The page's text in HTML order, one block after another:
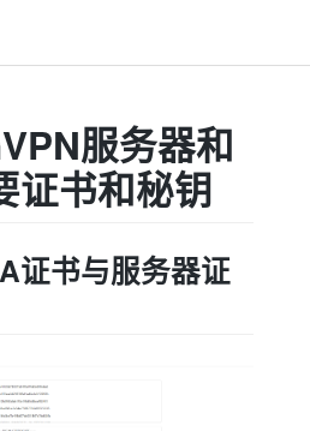
服务器和
证书和秘钥
证书与服务器证